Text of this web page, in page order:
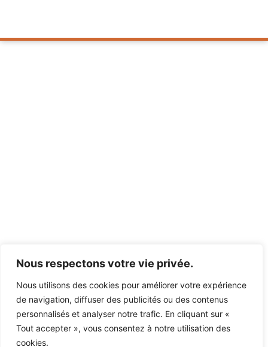
Nous respectons votre vie privée.
Nous utilisons des cookies pour améliorer votre expérience
de navigation, diffuser des publicités ou des contenus
personnalisés et analyser notre trafic. En cliquant sur «
Tout accepter », vous consentez à notre utilisation des
cookies.